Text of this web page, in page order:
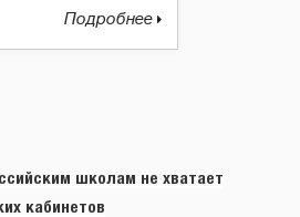
Подробнее
школам не хватает
кабинетов